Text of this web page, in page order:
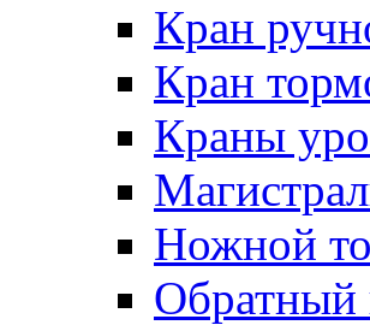
Кран
Кран
Краны
Ножной
Обратный